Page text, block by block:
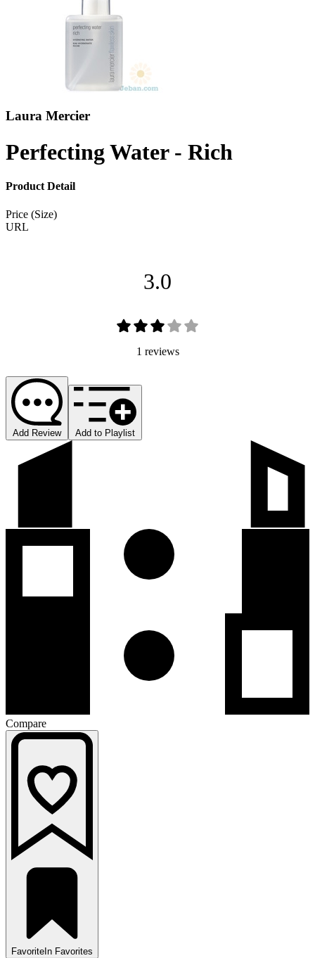
Laura Mercier
Perfecting Water - Rich
Product Detail
Price (Size)
URL
3.0
1 reviews
Add Review Add to Playlist
Compare
Favorite In Favorites